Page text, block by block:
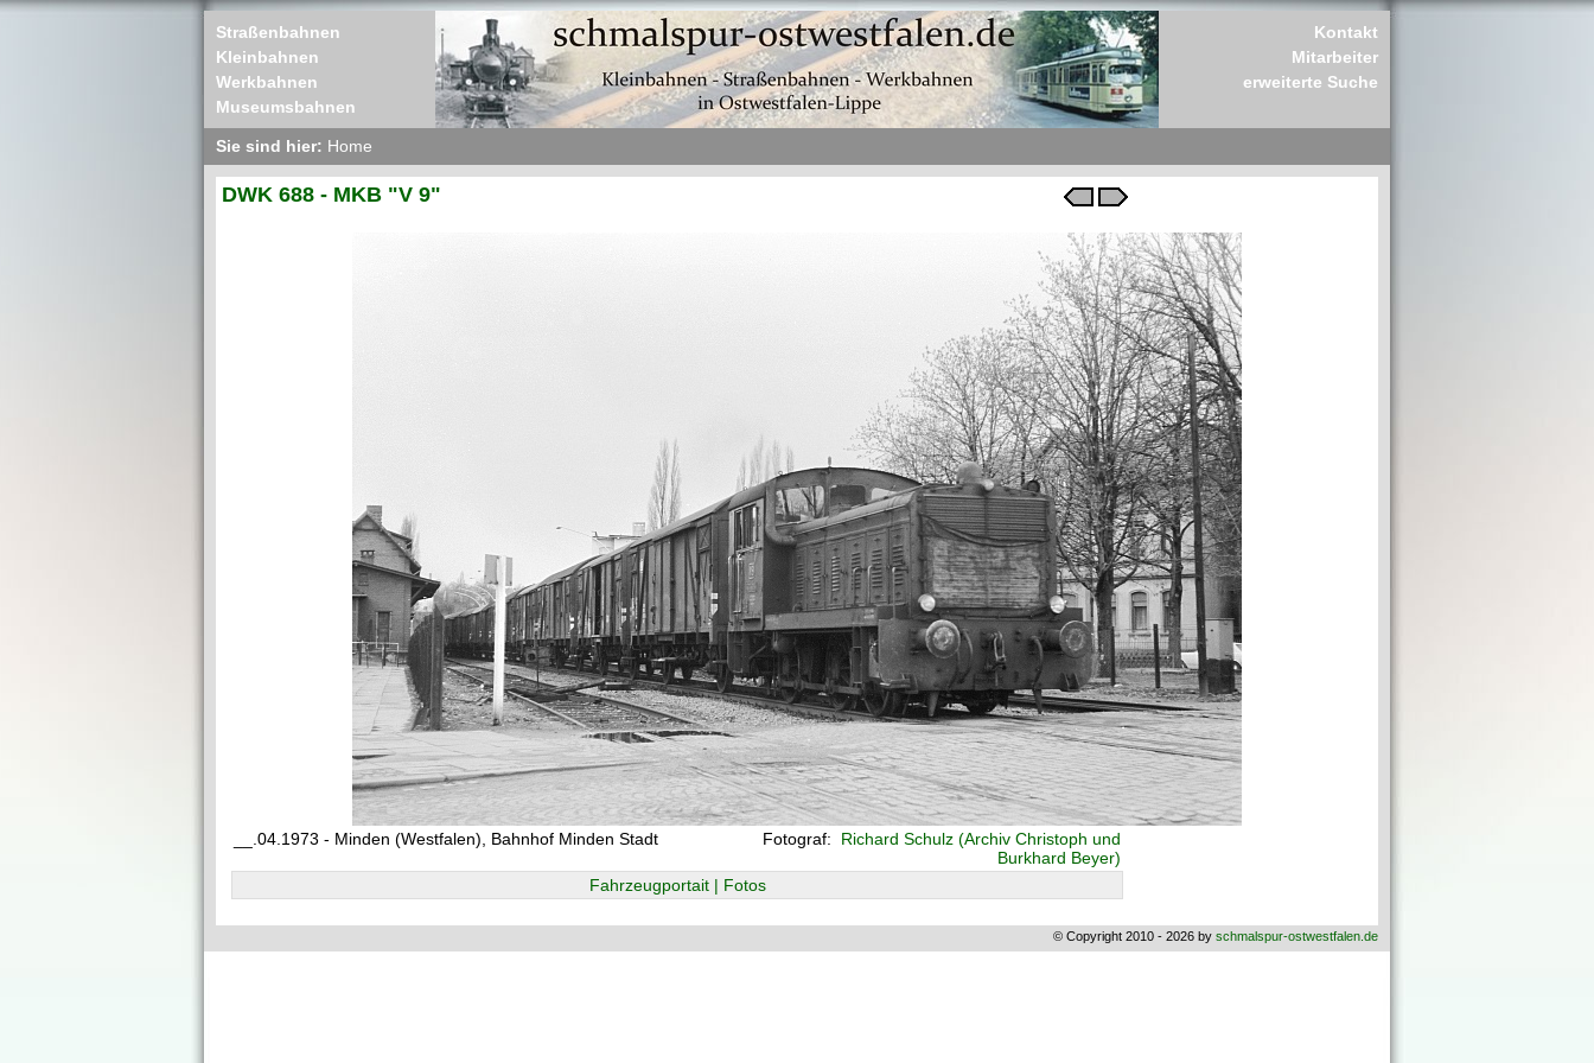
Straßenbahnen
Kleinbahnen
Werkbahnen
Museumsbahnen
Kontakt
Mitarbeiter
erweiterte Suche
Sie sind hier: Home
DWK 688 - MKB "V 9"
__.04.1973 - Minden (Westfalen), Bahnhof Minden Stadt Fotograf:
Richard Schulz (Archiv Christoph und
Burkhard Beyer)
Fahrzeugportait | Fotos
© Copyright 2010 - 2026 by schmalspur-ostwestfalen.de